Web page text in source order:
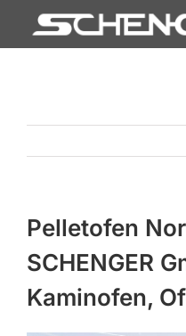
Inhalt
HÄNDLERSUCHE
UNTERNEHMEN
PROFIL
Pelletofen
SCHENGER
Kaminofen,